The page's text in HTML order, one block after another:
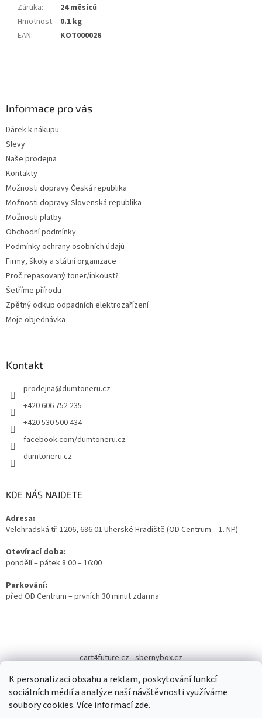
K personalizaci obsahu a reklam, poskytování funkcí
sociálních médií a analýze naší návštěvnosti využíváme
soubory cookies. Více informacízde.
Záruka:
24 měsíců
Hmotnost:
0.1 kg
EAN: KOT000026
Informace pro vás
Dárek k nákupu
Slevy
Naše prodejna
Kontakty
Možnosti dopravy Česká republika
Možnosti dopravy Slovenská republika
Možnosti platby
Obchodní podmínky
Podmínky ochrany osobních údajů
Firmy, školy a státní organizace
Proč repasovaný toner/inkoust?
Šetříme přírodu
Zpětný odkup odpadních elektrozařízení
Moje objednávka
Kontakt
prodejna@dumtoneru.cz
+420 606 752 235
+420 530 500 434
facebook.com/dumtoneru.cz
dumtoneru.cz
KDE NÁS NAJDETE
Adresa:
Velehradská tř. 1206, 686 01 Uherské Hradiště (OD Centrum – 1. NP)
Otevírací doba:
pondělí – pátek 8:00 – 16:00
Parkování:
před OD Centrum – prvních 30 minut zdarma
cart4future.cz sbernybox.cz